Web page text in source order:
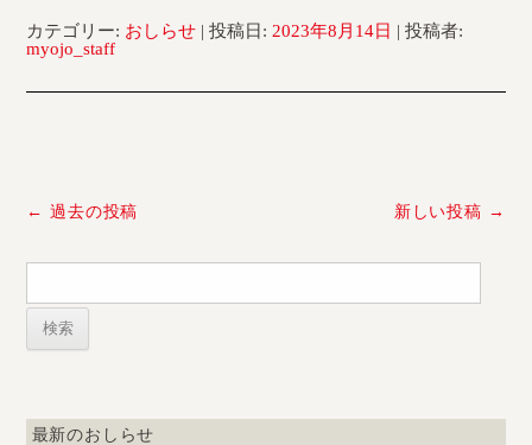
カテゴリー: おしらせ | 投稿日: 2023年8月14日 |投稿者:
myojo_staff
投
ナ
ゲ
ー
シ
← 過去の投稿 新しい投稿 →
最新のおしらせ